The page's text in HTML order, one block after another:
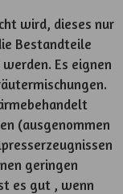
wird, dieses nur
Bestandteile
Es eignen
(ausgenommen
geringen
es gut , wenn